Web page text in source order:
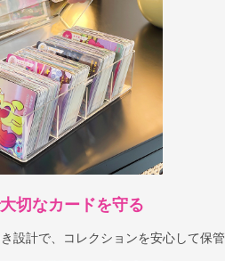
切なカードを守る
設計で、コレクションを安心して保管